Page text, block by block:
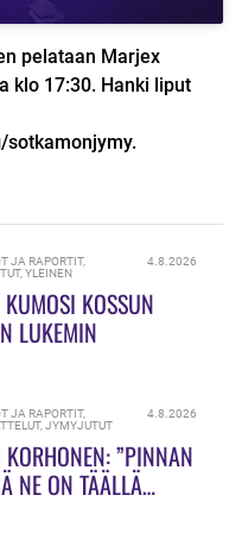
pelataan Marjex
klo 17:30. Hanki liput
sotkamonjymy.
JA RAPORTIT,
,YLEINEN
4.8.2026
KOSSUN
LUKEMIN
JA RAPORTIT,
,JYMYJUTUT
4.8.2026
KORHONEN: ”PINNAN
NE ON TÄÄLLÄ